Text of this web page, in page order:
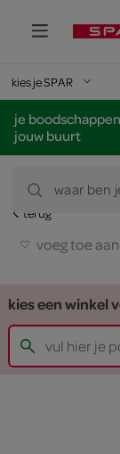
kies je SPAR
je
jouw buurt
waar ben
terug
voeg toe
kies een winkel